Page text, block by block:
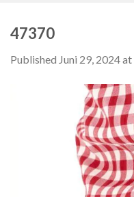
47370
Published Juni 29, 2024at